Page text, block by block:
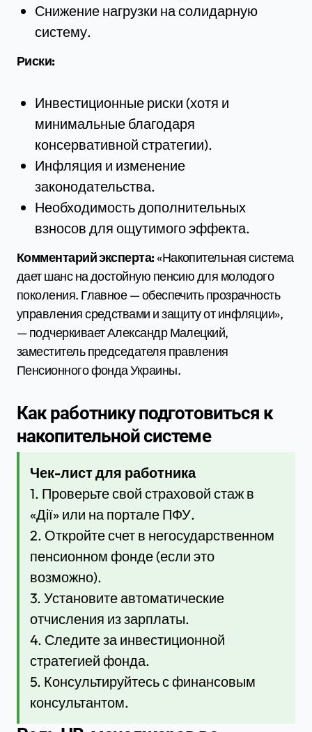
Снижение нагрузки на солидарную
систему.
Риски:
Инвестиционные риски (хотя и
минимальные благодаря
консервативной стратегии).
Инфляция и изменение
законодательства.
Необходимость дополнительных
взносов для ощутимого эффекта.
Комментарий эксперта:«Накопительная система
дает шанс на достойную пенсию для молодого
поколения. Главное — обеспечить прозрачность
управления средствами и защиту от инфляции»,
— подчеркивает Александр Малецкий,
заместитель председателя правления
Пенсионного фонда Украины.
Как работнику подготовиться к
накопительной системе
Чек-лист для работника
1. Проверьте свой страховой стаж в
«Дії» или на портале ПФУ.
2. Откройте счет в негосударственном
пенсионном фонде (если это
возможно).
3. Установите автоматические
отчисления из зарплаты.
4. Следите за инвестиционной
стратегией фонда.
5. Консультируйтесь с финансовым
консультантом.